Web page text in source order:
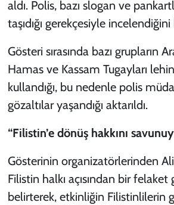
aldı. Polis, bazı slogan ve
taşıdığı gerekçesiyle
Gösteri sırasında bazı grupların
Hamas ve Kassam Tugayları
kullandığı, bu nedenle polis
gözaltılar yaşandığı aktarıldı.
“Filistin’e dönüş hakkını
Gösterinin organizatörlerinden Ali
Filistin halkı açısından bir
belirterek, etkinliğin Filistinlilerin